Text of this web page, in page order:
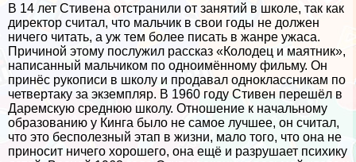
В 14 лет Стивена отстранили от занятий в школе, так как
директор считал, что мальчик в свои годы не должен
ничего читать, а уж тем более писать в жанре ужаса.
Причиной этому послужил рассказ «Колодец и маятник»,
написанный мальчиком по одноимённому фильму. Он
принёс рукописи в школу и продавал одноклассникам по
четвертаку за экземпляр. В 1960 году Стивен перешёл в
Даремскую среднюю школу. Отношение к начальному
образованию у Кинга было не самое лучшее, он считал,
что это бесполезный этап в жизни, мало того, что она не
приносит ничего хорошего, она ещё и разрушает психику